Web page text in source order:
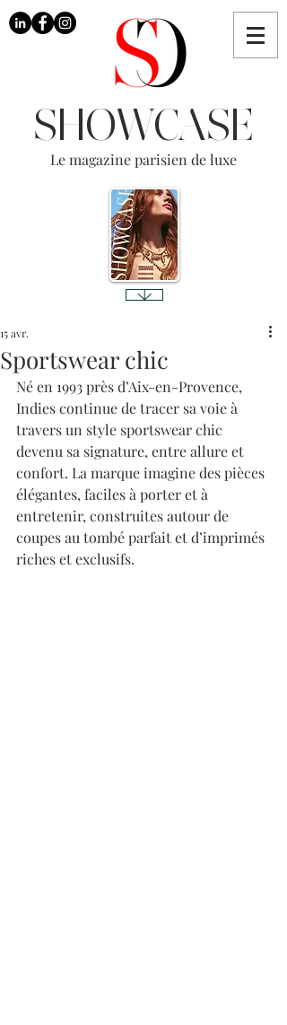
SHOWCASE
Le magazine parisien de luxe
Sportswear chic
15 avr.
Né en 1993 près d’Aix-en-Provence,
Indies continue de tracer sa voie à
travers un style sportswear chic
devenu sa signature, entre allure et
confort. La marque imagine des pièces
élégantes, faciles à porter et à
entretenir, construites autour de
coupes au tombé parfait et d’imprimés
riches et exclusifs.